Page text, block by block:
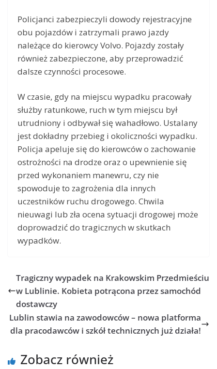
Policjanci zabezpieczyli dowody rejestracyjne
obu pojazdów i zatrzymali prawo jazdy
należące do kierowcy Volvo. Pojazdy zostały
również zabezpieczone, aby przeprowadzić
dalsze czynności procesowe.
W czasie, gdy na miejscu wypadku pracowały
służby ratunkowe, ruch w tym miejscu był
utrudniony i odbywał się wahadłowo. Ustalany
jest dokładny przebieg i okoliczności wypadku.
Policja apeluje się do kierowców o zachowanie
ostrożności na drodze oraz o upewnienie się
przed wykonaniem manewru, czy nie
spowoduje to zagrożenia dla innych
uczestników ruchu drogowego. Chwila
nieuwagi lub zła ocena sytuacji drogowej może
doprowadzić do tragicznych w skutkach
wypadków.
Tragiczny wypadek na Krakowskim Przedmieściu
w Lublinie. Kobieta potrącona przez samochód
dostawczy
Lublin stawia na zawodowców – nowa platforma
dla pracodawców i szkół technicznych już działa!
Zobacz również